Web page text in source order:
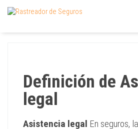
Definición de
legal
Asistencia legal En seguros,